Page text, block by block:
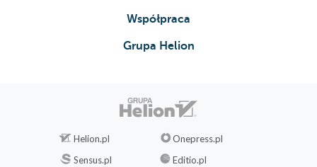
Współpraca
Grupa Helion
Helion.pl
Onepress.pl
Sensus.pl
Editio.pl